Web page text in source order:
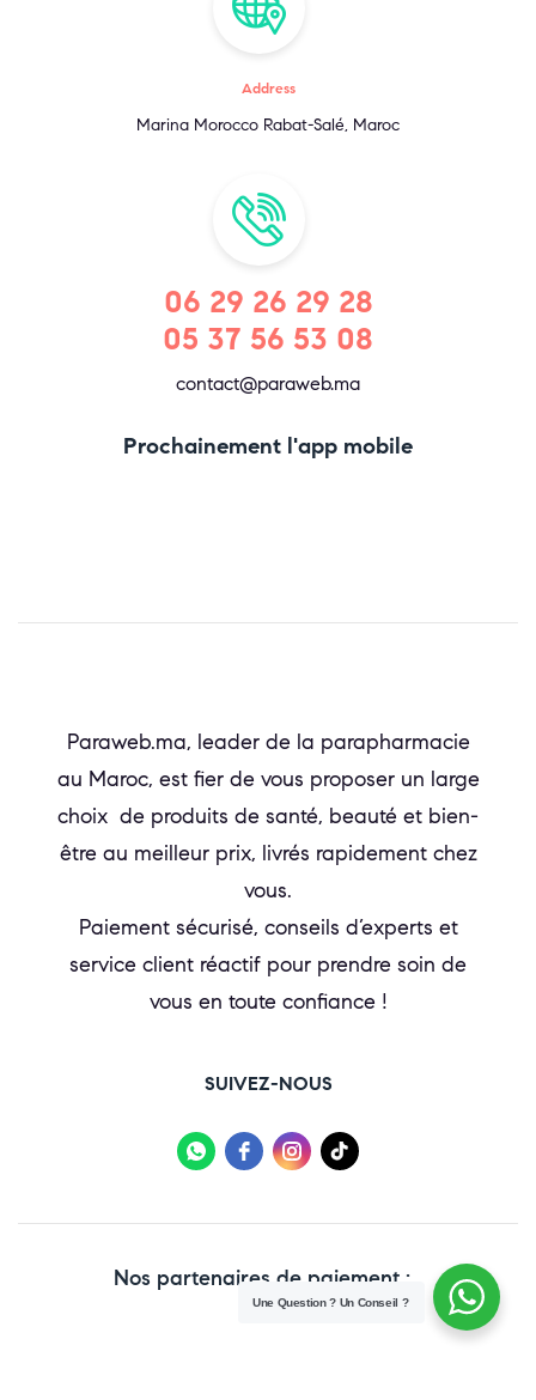
Address
Marina Morocco Rabat-Salé, Maroc
06 29 26 29 28
05 37 56 53 08
contact@paraweb.ma
Prochainement l'app mobile
Paraweb.ma, leader de la parapharmacie
au Maroc, est fier de vous proposer un large
choix de produits de santé, beauté et bien-
être au meilleur prix, livrés rapidement chez
vous.
Paiement sécurisé, conseils d’experts et
service client réactif pour prendre soin de
vous en toute confiance !
SUIVEZ-NOUS
Nos partenaires de paiement :
Une Question ? Un Conseil ?